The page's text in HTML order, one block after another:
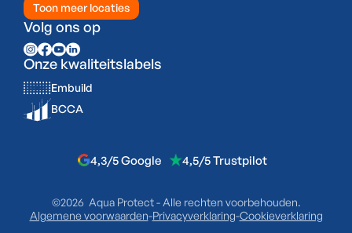
Toon meer locaties
Volg ons op
Onze kwaliteitslabels
Embuild
BCCA
4,3/5 Google 4,5/5 Trustpilot
©2026 Aqua Protect - Alle rechten voorbehouden.
Algemene voorwaarden-Privacyverklaring-Cookieverklaring